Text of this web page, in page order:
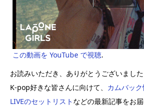
この動画を YouTube で視聴.
お読みいただき、ありがとうございました
K-pop好きな皆さんに向けて、 カムバッ
LIVEのセットリスト などの最新記事をお